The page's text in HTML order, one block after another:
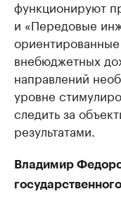
функционируют
и «Передовые
внебюджетных
направлений
уровне
следить за
результатами.
Владимир